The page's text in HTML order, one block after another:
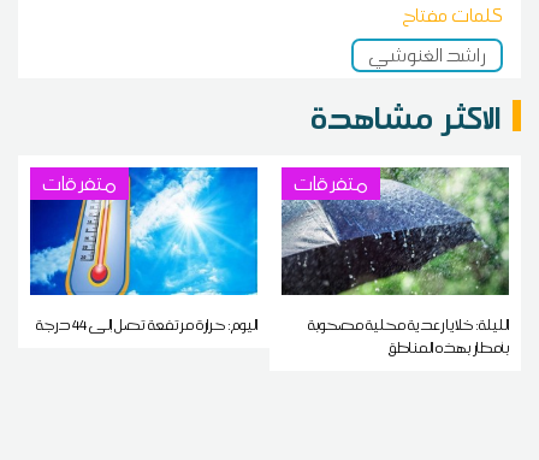
كلمات مفتاح
راشد الغنوشي
الاكثر مشاهدة
متفرقات
الليلة: خلايا رعدية محلية مصحوبة
بأمطار بهذه المناطق
متفرقات
اليوم: حرارة مرتفعة تصل إلى 44 درجة